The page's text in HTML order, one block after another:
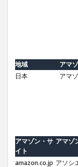
地域
アマ
日本
アマ
アマゾン・サ
イト
アマゾ
amazon.co.jp アソシ